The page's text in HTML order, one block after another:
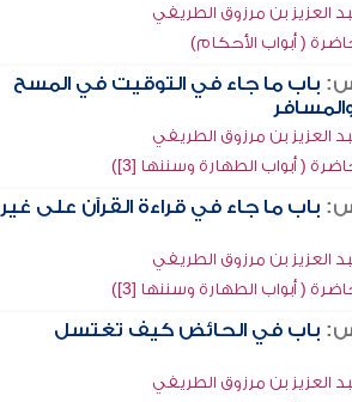
العزيز بن مرزوق الطريفي
( أبواب الأحكام)
باب ما جاء في التوقيت في المسح
العزيز بن مرزوق الطريفي
( أبواب الطهارة وسننها [3])
باب ما جاء في قراءة القرآن على غير
العزيز بن مرزوق الطريفي
( أبواب الطهارة وسننها [3])
باب في الحائض كيف تغتسل
العزيز بن مرزوق الطريفي